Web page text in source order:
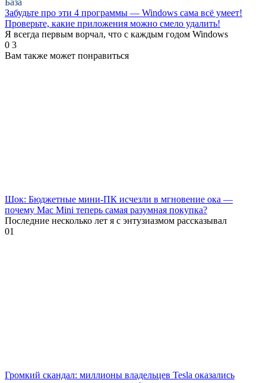
База
Забудьте про эти 4 программы — Windows сама всё умеет!
Проверьте, какие приложения можно смело удалить!
Я всегда первым ворчал, что с каждым годом Windows
0 3
Вам также может понравиться
Шок: Бюджетные мини-ПК исчезли в мгновение ока —
почему Mac Mini теперь самая разумная покупка?
Последние несколько лет я с энтузиазмом рассказывал
01
Громкий скандал: миллионы владельцев Tesla оказались